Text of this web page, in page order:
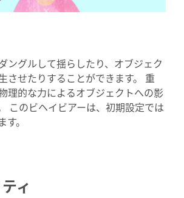
ングルして揺らしたり、オブジェク
させたりすることができます。 重
理的な力によるオブジェクトへの影
このビヘイビアーは、初期設定では
。
ィ